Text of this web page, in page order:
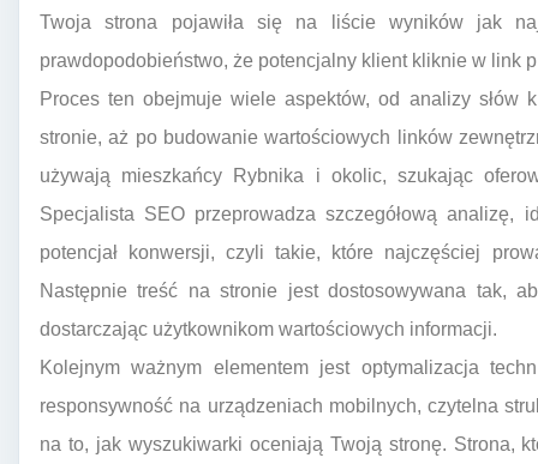
Twoja strona pojawiła się na liście wyników jak
prawdopodobieństwo, że potencjalny klient kliknie w link
Proces ten obejmuje wiele aspektów, od analizy słów
stronie, aż po budowanie wartościowych linków
używają mieszkańcy Rybnika i okolic, szukając
Specjalista SEO przeprowadza szczegółową analizę,
potencjał konwersji, czyli takie, które najczęściej
Następnie treść na stronie jest dostosowywana tak,
dostarczając użytkownikom wartościowych informacji.
Kolejnym ważnym elementem jest optymalizacja
responsywność na urządzeniach mobilnych, czytelna
na to, jak wyszukiwarki oceniają Twoją stronę. Strona,